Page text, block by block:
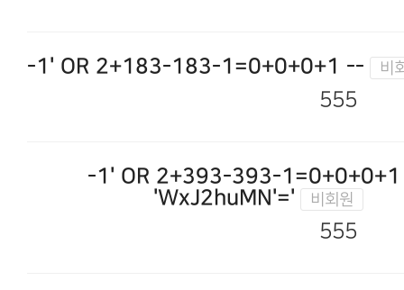
-1' OR 2+183-183-1=0+0+0+1 --
555
-1' OR 2+393-393-
'WxJ2huMN'='
555